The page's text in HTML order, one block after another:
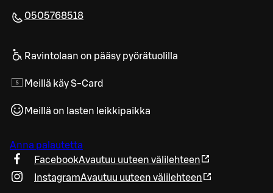
0505768518
Ravintolaan on pääsy pyörätuolilla
Meillä käy S-Card
Meillä on lasten leikkipaikka
Anna palautetta
FacebookAvautuu uuteen välilehteen
InstagramAvautuu uuteen välilehteen